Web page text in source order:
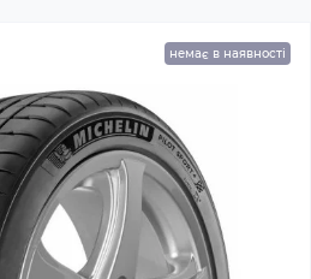
немає в наявності